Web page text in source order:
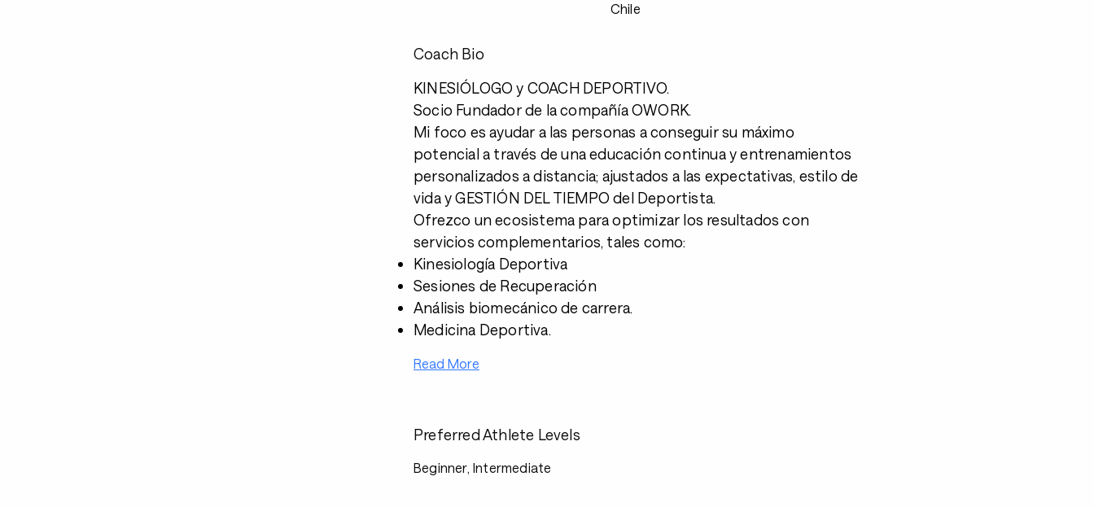
Chile
Coach Bio
KINESIÓLOGO y COACH DEPORTIVO.
Socio Fundador de la compañía OWORK.
Mi foco es ayudar a las personas a conseguir su máximo
potencial a través de una educación continua y entrenamientos
personalizados a distancia; ajustados a las expectativas, estilo de
vida y GESTIÓN DEL TIEMPO del Deportista.
Ofrezco un ecosistema para optimizar los resultados con
servicios complementarios, tales como:
Kinesiología Deportiva
Sesiones de Recuperación
Análisis biomecánico de carrera.
Medicina Deportiva.
Read More
Preferred Athlete Levels
Beginner, Intermediate